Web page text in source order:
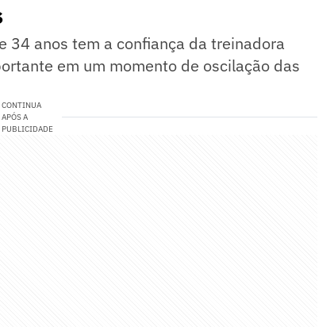
34 anos tem a confiança da treinadora
em um momento de oscilação das
CONTINUA
APÓS A
PUBLICIDADE